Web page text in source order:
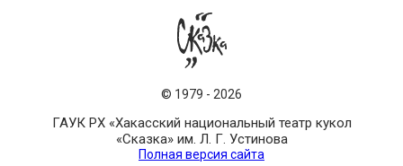
© 1979 - 2026
ГАУК РХ «Хакасский национальный театр кукол
«Сказка» им. Л. Г. Устинова
Полная версия сайта